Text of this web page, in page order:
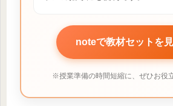
noteで教材セットを
※授業準備の時間短縮に、ぜひお役